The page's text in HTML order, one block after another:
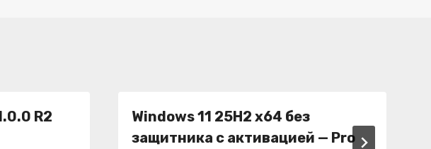
R2
Windows 11 25H2 x64 без
защитника с активацией — Pro